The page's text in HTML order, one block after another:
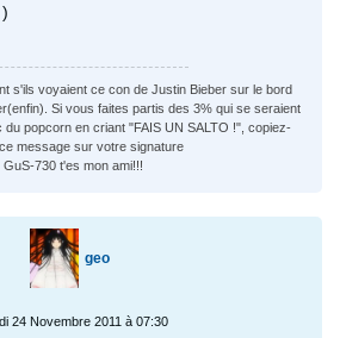
s'ils voyaient ce con de Justin Bieber sur le bord
Si vous faites partis des 3% qui se seraient
popcorn en criant "FAIS UN SALTO !", copiez-
message sur votre signature
GuS-730 t'es mon ami!!!
geo
24 Novembre 2011 à 07:30